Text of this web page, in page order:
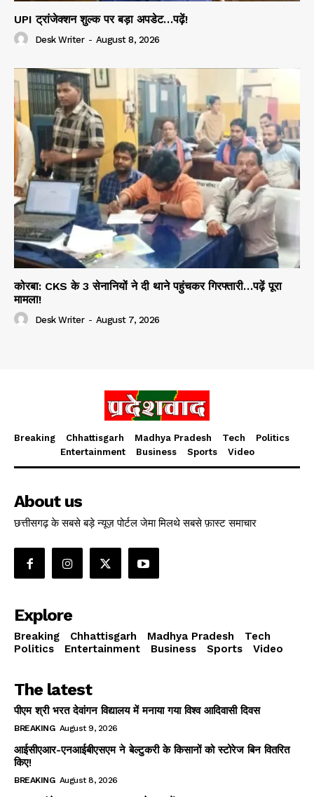
UPI ट्रांजेक्शन शुल्क पर बड़ा अपडेट…पढ़ें!
Desk Writer - August 8, 2026
कोरबा: CKS के 3 सेनानियों ने दी थाने पहुंचकर गिरफ्तारी…पढ़ें पूरा
मामला!
Desk Writer - August 7, 2026
Breaking Chhattisgarh Madhya Pradesh Tech
Politics
Entertainment
Business Sports Video
About us
छत्तीसगढ़ के सबसे बड़े न्यूज़ पोर्टल जेमा मिलथे सबसे फ़ास्ट समाचार
Explore
Breaking Chhattisgarh Madhya Pradesh
Tech
Politics
Entertainment Business Sports Video
The latest
पीएम श्री भरत देवांगन विद्यालय में मनाया गया विश्व आदिवासी दिवस
BREAKING August 9, 2026
आईसीएआर-एनआईबीएसएम ने बेल्टुकरी के किसानों को स्टोरेज बिन वितरित
किए!
BREAKING August 8, 2026